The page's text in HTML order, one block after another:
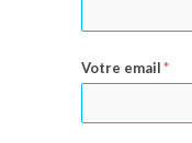
Votre email*